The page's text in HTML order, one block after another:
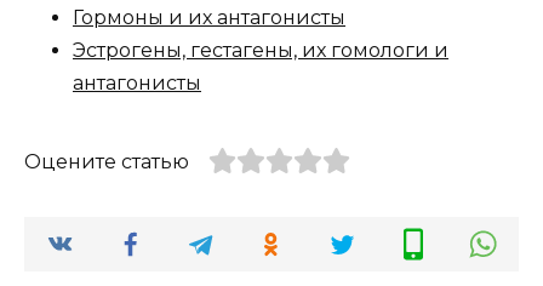
Гормоны и их антагонисты
Эстрогены, гестагены, их гомологи и
антагонисты
Оцените статью